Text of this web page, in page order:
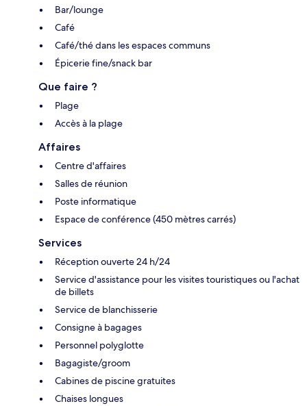
Bar/lounge
Café
Café/thé dans les espaces communs
Épicerie fine/snack bar
Que faire ?
Plage
Accès à la plage
Affaires
Centre d'affaires
Salles de réunion
Poste informatique
Espace de conférence (450 mètres carrés)
Services
Réception ouverte 24 h/24
Service d'assistance pour les visites touristiques ou l'achat
de billets
Service de blanchisserie
Consigne à bagages
Personnel polyglotte
Bagagiste/groom
Cabines de piscine gratuites
Chaises longues